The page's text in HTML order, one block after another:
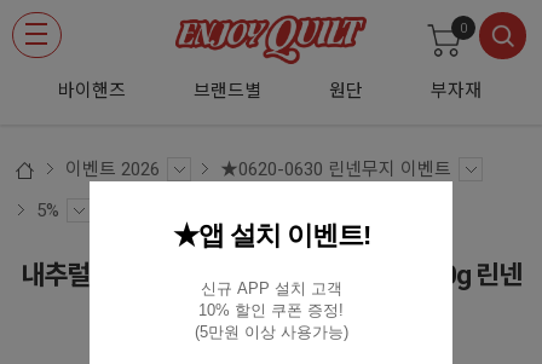
바이핸즈 브랜드별 원단 부자재
0
이벤트 2026
★0620-0630 린넨무지 이벤트
5%
내추럴 퓨어 린넨원단 대폭 무지 고함량230g 린넨
천 16종
★앱 설치 이벤트!
신규 APP 설치 고객
10% 할인 쿠폰 증정!
(5만원 이상 사용가능)